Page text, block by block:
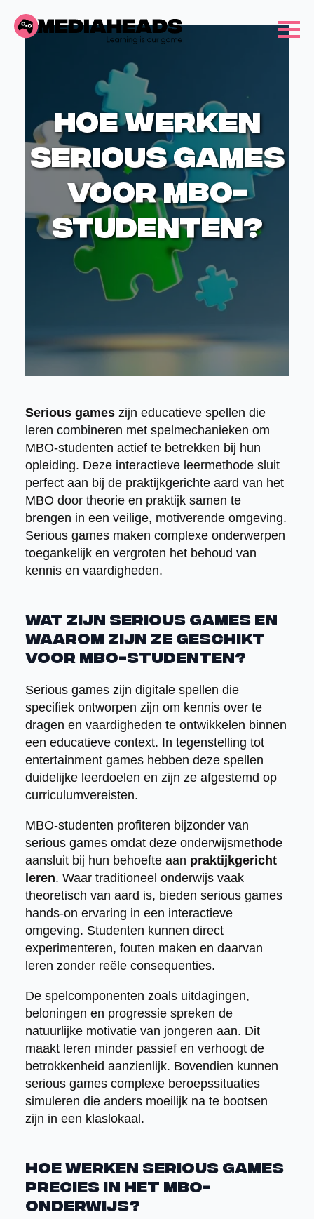
Hoe werken
serious games
voor MBO-
studenten?
Serious gameszijn educatieve spellen die
leren combineren met spelmechanieken om
MBO-studenten actief te betrekken bij hun
opleiding. Deze interactieve leermethode sluit
perfect aan bij de praktijkgerichte aard van het
MBO door theorie en praktijk samen te
brengen in een veilige, motiverende omgeving.
Serious games maken complexe onderwerpen
toegankelijk en vergroten het behoud van
kennis en vaardigheden.
Wat zijn serious games en
waarom zijn ze geschikt
voor MBO-studenten?
Serious games zijn digitale spellen die
specifiek ontworpen zijn om kennis over te
dragen en vaardigheden te ontwikkelen binnen
een educatieve context. In tegenstelling tot
entertainment games hebben deze spellen
duidelijke leerdoelen en zijn ze afgestemd op
curriculumvereisten.
MBO-studenten profiteren bijzonder van
serious games omdat deze onderwijsmethode
aansluit bij hun behoefte aan praktijkgericht
leren. Waar traditioneel onderwijs vaak
theoretisch van aard is, bieden serious games
hands-on ervaring in een interactieve
omgeving. Studenten kunnen direct
experimenteren, fouten maken en daarvan
leren zonder reële consequenties.
De spelcomponenten zoals uitdagingen,
beloningen en progressie spreken de
natuurlijke motivatie van jongeren aan. Dit
maakt leren minder passief en verhoogt de
betrokkenheid aanzienlijk. Bovendien kunnen
serious games complexe beroepssituaties
simuleren die anders moeilijk na te bootsen
zijn in een klaslokaal.
Hoe werken serious games
precies in het MBO-
onderwijs?